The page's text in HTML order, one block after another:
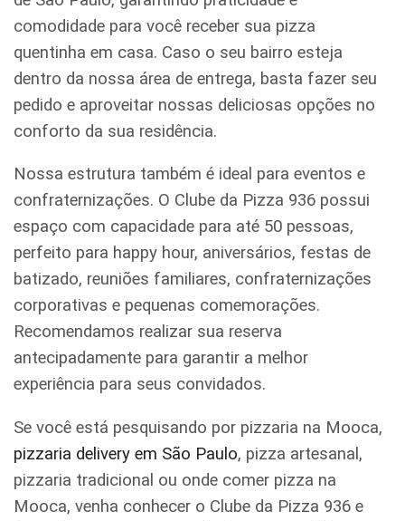
comodidade para você receber sua pizza
quentinha em casa. Caso o seu bairro esteja
dentro da nossa área de entrega, basta fazer seu
pedido e aproveitar nossas deliciosas opções no
conforto da sua residência.
Nossa estrutura também é ideal para eventos e
confraternizações. O Clube da Pizza 936 possui
espaço com capacidade para até 50 pessoas,
perfeito para happy hour, aniversários, festas de
batizado, reuniões familiares, confraternizações
corporativas e pequenas comemorações.
Recomendamos realizar sua reserva
antecipadamente para garantir a melhor
experiência para seus convidados.
Se você está pesquisando por pizzaria na Mooca,
pizzaria delivery em São Paulo, pizza artesanal,
pizzaria tradicional ou onde comer pizza na
Mooca, venha conhecer o Clube da Pizza 936 e